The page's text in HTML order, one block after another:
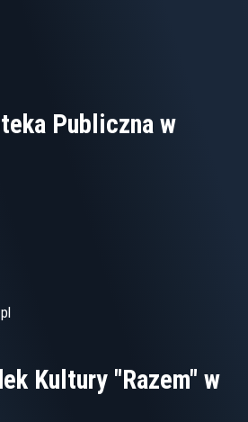
Publiczna w
Kultury "Razem" w